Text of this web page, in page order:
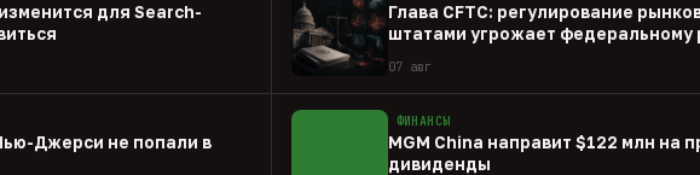
для Search-
Глава CFTC: регулирование
штатами угрожает федеральному
07 авг
Джерси не попали в
ФИНАНСЫ
MGM China направит $122 млн на
дивиденды